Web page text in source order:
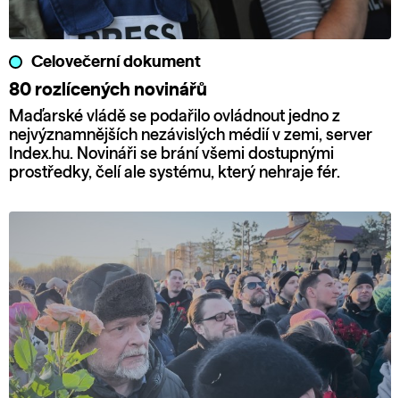
Celovečerní dokument
80 rozlícených novinářů
Maďarské vládě se podařilo ovládnout jedno z
nejvýznamnějších nezávislých médií v zemi, server
Index.hu. Novináři se brání všemi dostupnými
prostředky, čelí ale systému, který nehraje fér.